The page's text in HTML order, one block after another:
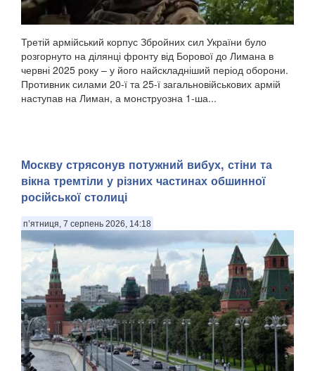
Третій армійський корпус Збройних сил України було
розгорнуто на ділянці фронту від Борової до Лимана в
червні 2025 року – у його найскладніший період оборони.
Противник силами 20-ї та 25-ї загальновійськових армій
наступав на Лиман, а монструозна 1-ша...
Москву стрясонув потужний вибух, стіни та
вікна тремтіли у різних частинах обшинної
російської столиці
п’ятниця, 7 серпень 2026, 14:18